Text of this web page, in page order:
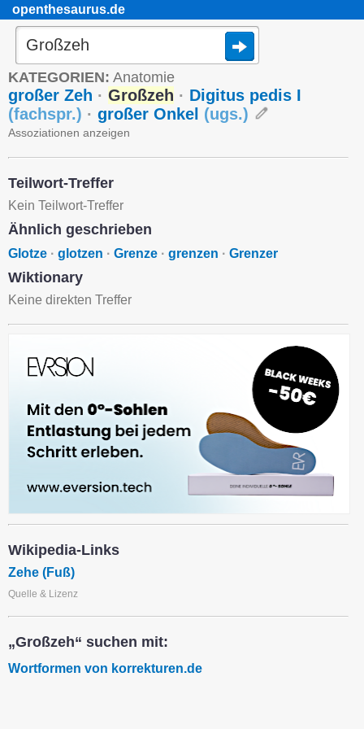
openthesaurus.de
KATEGORIEN: Anatomie
großer Zeh · Großzeh · Digitus pedis I
(fachspr.) · großer Onkel (ugs.)
Assoziationen anzeigen
Teilwort-Treffer
Kein Teilwort-Treffer
Ähnlich geschrieben
Glotze · glotzen · Grenze · grenzen · Grenzer
Wiktionary
Keine direkten Treffer
Wikipedia-Links
Zehe (Fuß)
Quelle & Lizenz
„Großzeh“ suchen mit:
Wortformen von korrekturen.de